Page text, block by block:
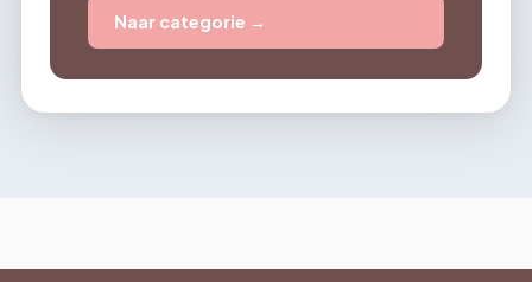
Naar categorie →